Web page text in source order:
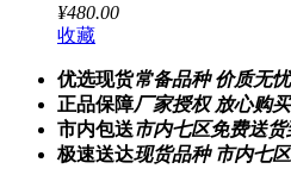
¥480.00
收藏
优选现货常备品种 价质无忧
正品保障厂家授权 放心购买
市内包送市内七区免费送货
极速送达现货品种 市内七